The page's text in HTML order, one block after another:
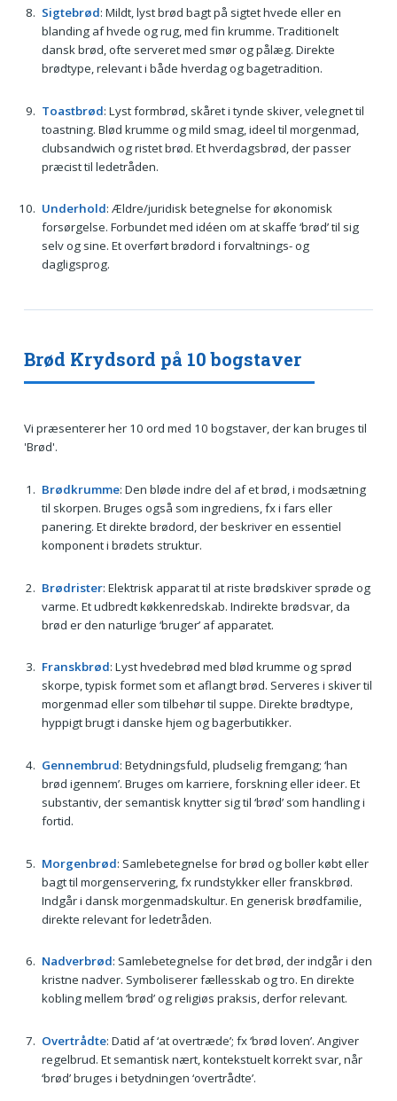
Sigtebrød: Mildt, lyst brød bagt på sigtet hvede eller en
blanding af hvede og rug, med fin krumme. Traditionelt
dansk brød, ofte serveret med smør og pålæg. Direkte
brødtype, relevant i både hverdag og bagetradition.
Toastbrød: Lyst formbrød, skåret i tynde skiver, velegnet til
toastning. Blød krumme og mild smag, ideel til morgenmad,
clubsandwich og ristet brød. Et hverdagsbrød, der passer
præcist til ledetråden.
Underhold: Ældre/juridisk betegnelse for økonomisk
forsørgelse. Forbundet med idéen om at skaffe ‘brød’ til sig
selv og sine. Et overført brødord i forvaltnings- og
dagligsprog.
Brød Krydsord på 10 bogstaver
Vi præsenterer her 10 ord med 10 bogstaver, der kan bruges til
'Brød'.
Brødkrumme: Den bløde indre del af et brød, i modsætning
til skorpen. Bruges også som ingrediens, fx i fars eller
panering. Et direkte brødord, der beskriver en essentiel
komponent i brødets struktur.
Brødrister: Elektrisk apparat til at riste brødskiver sprøde og
varme. Et udbredt køkkenredskab. Indirekte brødsvar, da
brød er den naturlige ‘bruger’ af apparatet.
Franskbrød: Lyst hvedebrød med blød krumme og sprød
skorpe, typisk formet som et aflangt brød. Serveres i skiver til
morgenmad eller som tilbehør til suppe. Direkte brødtype,
hyppigt brugt i danske hjem og bagerbutikker.
Gennembrud: Betydningsfuld, pludselig fremgang; ‘han
brød igennem’. Bruges om karriere, forskning eller ideer. Et
substantiv, der semantisk knytter sig til ‘brød’ som handling i
fortid.
Morgenbrød: Samlebetegnelse for brød og boller købt eller
bagt til morgenservering, fx rundstykker eller franskbrød.
Indgår i dansk morgenmadskultur. En generisk brødfamilie,
direkte relevant for ledetråden.
Nadverbrød: Samlebetegnelse for det brød, der indgår i den
kristne nadver. Symboliserer fællesskab og tro. En direkte
kobling mellem ‘brød’ og religiøs praksis, derfor relevant.
Overtrådte: Datid af ‘at overtræde’; fx ‘brød loven’. Angiver
regelbrud. Et semantisk nært, kontekstuelt korrekt svar, når
‘brød’ bruges i betydningen ‘overtrådte’.